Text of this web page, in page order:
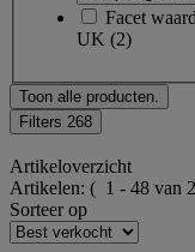
Facet
UK (2)
Toon alle producten.
Filters 268
Artikeloverzicht
Artikelen: ( 1 - 48 van
Sorteer op